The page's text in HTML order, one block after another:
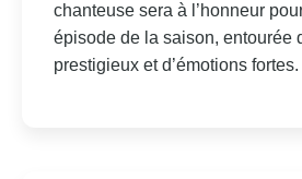
chanteuse sera à l’honneur
épisode de la saison, entourée
prestigieux et d’émotions fortes.